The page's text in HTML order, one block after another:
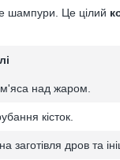
шампури. Це цілий
над жаром.
кісток.
дров та